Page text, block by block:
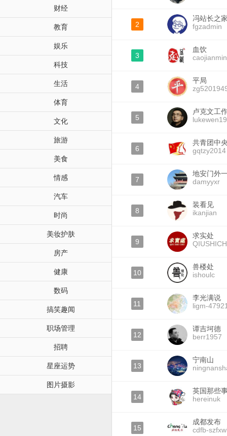
财经
教育
娱乐
科技
生活
体育
文化
旅游
美食
情感
汽车
时尚
美妆护肤
房产
健康
数码
搞笑趣闻
职场管理
招聘
星座运势
图片摄影
2
冯站长之
fgzadmin
3
血饮
4
平局
5
卢克文工
6
共青团中
gqtzy2014
7
地安门外
damyyxr
8
装看见
ikanjian
9
求实处
10
兽楼处
ishoulc
11
李光满说
ligm-
12
谭吉坷德
berr1957
13
宁南山
14
英国那些
hereinuk
15
成都发布
cdfb-